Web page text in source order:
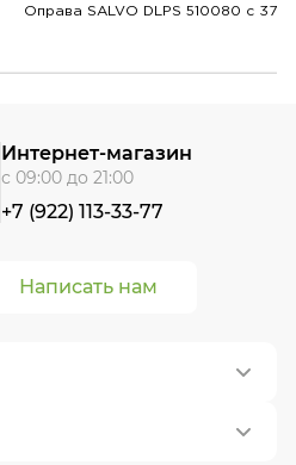
Оправа SALVO DLPS 510080 c 37
Написать нам
Интернет-магазин
с 09:00 до 21:00
+7 (922) 113-33-77